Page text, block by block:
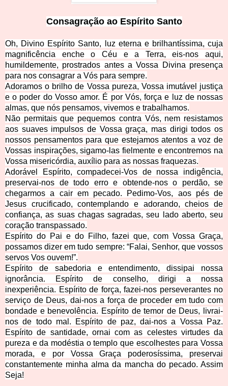
Consagração ao Espírito Santo
Oh, Divino Espírito Santo, luz eterna e brilhantíssima, cuja
magnificência enche o Céu e a Terra, eis-nos aqui,
humildemente, prostrados antes a Vossa Divina presença
para nos consagrar a Vós para sempre.
Adoramos o brilho de Vossa pureza, Vossa imutável justiça
e o poder do Vosso amor. É por Vós, força e luz de nossas
almas, que nós pensamos, vivemos e trabalhamos.
Não permitais que pequemos contra Vós, nem resistamos
aos suaves impulsos de Vossa graça, mas dirigi todos os
nossos pensamentos para que estejamos atentos a voz de
Vossas inspirações, sigamo-las fielmente e encontremos na
Vossa misericórdia, auxílio para as nossas fraquezas.
Adorável Espírito, compadecei-Vos de nossa indigência,
preservai-nos de todo erro e obtende-nos o perdão, se
chegarmos a cair em pecado. Pedimo-Vos, aos pés de
Jesus crucificado, contemplando e adorando, cheios de
confiança, as suas chagas sagradas, seu lado aberto, seu
coração transpassado.
Espírito do Pai e do Filho, fazei que, com Vossa Graça,
possamos dizer em tudo sempre: “Falai, Senhor, que vossos
servos Vos ouvem!”.
Espírito de sabedoria e entendimento, dissipai nossa
ignorância. Espírito de conselho, dirigi a nossa
inexperiência. Espírito de força, fazei-nos perseverantes no
serviço de Deus, dai-nos a força de proceder em tudo com
bondade e benevolência. Espírito de temor de Deus, livrai-
nos de todo mal. Espírito de paz, dai-nos a Vossa Paz.
Espírito de santidade, ornai com as celestes virtudes da
pureza e da modéstia o templo que escolhestes para Vossa
morada, e por Vossa Graça poderosíssima, preservai
constantemente minha alma da mancha do pecado. Assim
Seja!